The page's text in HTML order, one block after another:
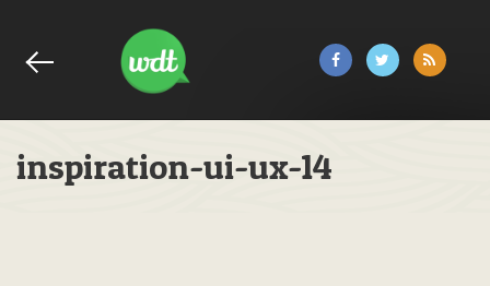
inspiration-ui-ux-14